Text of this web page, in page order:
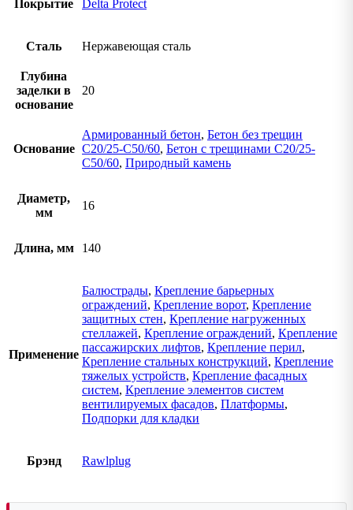
Покрытие Delta Protect
Сталь Нержавеющая сталь
Глубина
заделки в
основание
20
Основание
Армированный бетон, Бетон без трещин
C20/25-C50/60, Бетон с трещинами C20/25-
C50/60, Природный камень
Диаметр,
мм
16
Длина, мм 140
Применение
Балюстрады, Крепление барьерных
ограждений, Крепление ворот, Крепление
защитных стен, Крепление нагруженных
стеллажей, Крепление ограждений, Крепление
пассажирских лифтов, Крепление перил,
Крепление стальных конструкций, Крепление
тяжелых устройств, Крепление фасадных
систем, Крепление элементов систем
вентилируемых фасадов, Платформы,
Подпорки для кладки
Брэнд Rawlplug